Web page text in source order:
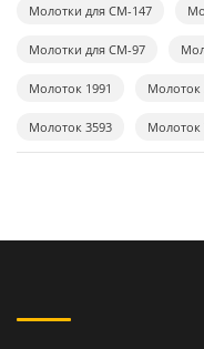
Молотки для СМ-147
Молотки для СМ-97
Молоток 1991 Молоток
Молоток 3593 Молоток